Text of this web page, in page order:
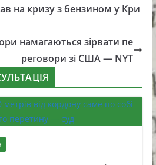
на кризу з бензином у Кри
намагаються зірвати пе
реговори зі США — NYT